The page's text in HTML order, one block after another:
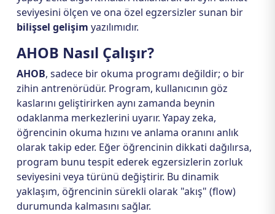
seviyesini ölçen ve ona özel egzersizler sunan bir
bilişsel gelişim yazılımıdır.
AHOB Nasıl Çalışır?
AHOB, sadece bir okuma programı değildir; o bir
zihin antrenörüdür. Program, kullanıcının göz
kaslarını geliştirirken aynı zamanda beynin
odaklanma merkezlerini uyarır. Yapay zeka,
öğrencinin okuma hızını ve anlama oranını anlık
olarak takip eder. Eğer öğrencinin dikkati dağılırsa,
program bunu tespit ederek egzersizlerin zorluk
seviyesini veya türünü değiştirir. Bu dinamik
yaklaşım, öğrencinin sürekli olarak "akış" (flow)
durumunda kalmasını sağlar.